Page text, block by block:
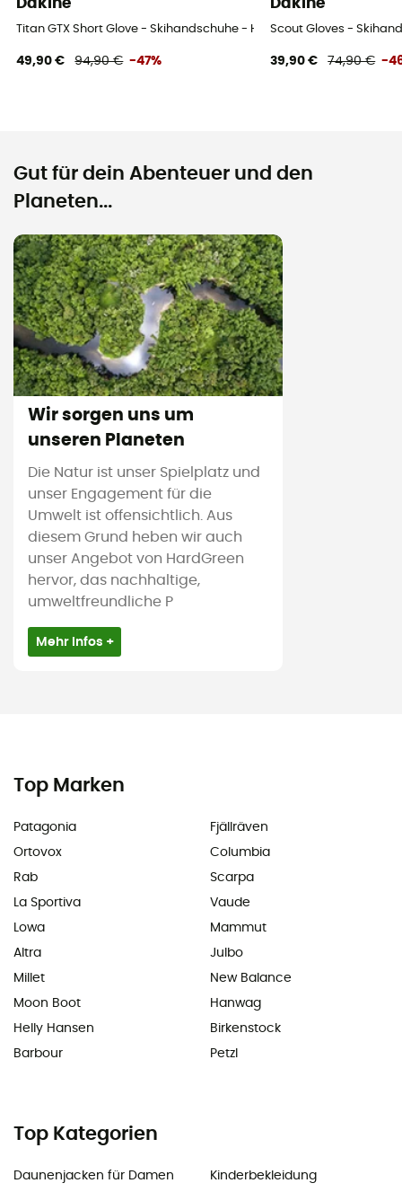
Dakine
Titan GTX Short Glove - Skihandschuhe - Herren
49,90 € 94,90 € -47%
Dakine
Scout Gloves -
39,90 € 74,90 € -
Gut für dein Abenteuer und den
Planeten...
Wir sorgen uns um
unseren Planeten
Die Natur ist unser Spielplatz und
unser Engagement für die
Umwelt ist offensichtlich. Aus
diesem Grund heben wir auch
unser Angebot von HardGreen
hervor, das nachhaltige,
umweltfreundliche P
Mehr Infos +
Top Marken
Patagonia
Ortovox
Rab
La Sportiva
Lowa
Altra
Millet
Moon Boot
Helly Hansen
Barbour
Fjällräven
Columbia
Scarpa
Vaude
Mammut
Julbo
New Balance
Hanwag
Birkenstock
Petzl
Top Kategorien
Daunenjacken für Damen
Kinderbekleidung